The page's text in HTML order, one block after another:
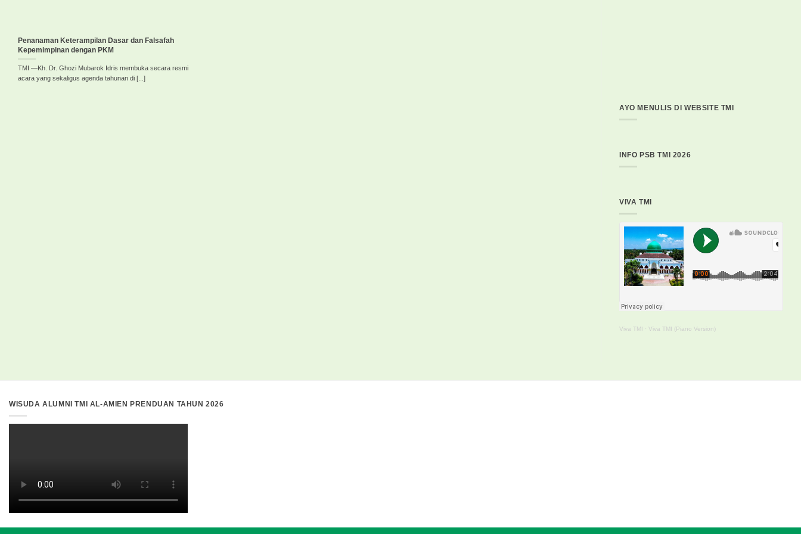
Penanaman Keterampilan Dasar dan Falsafah
Kepemimpinan dengan PKM
TMI —Kh. Dr. Ghozi Mubarok Idris membuka secara resmi
acara yang sekaligus agenda tahunan di [...]
AYO MENULIS DI WEBSITE TMI
INFO PSB TMI 2026
VIVA TMI
Viva TMI · Viva TMI (Piano Version)
WISUDA ALUMNI TMI AL-AMIEN PRENDUAN TAHUN 2026